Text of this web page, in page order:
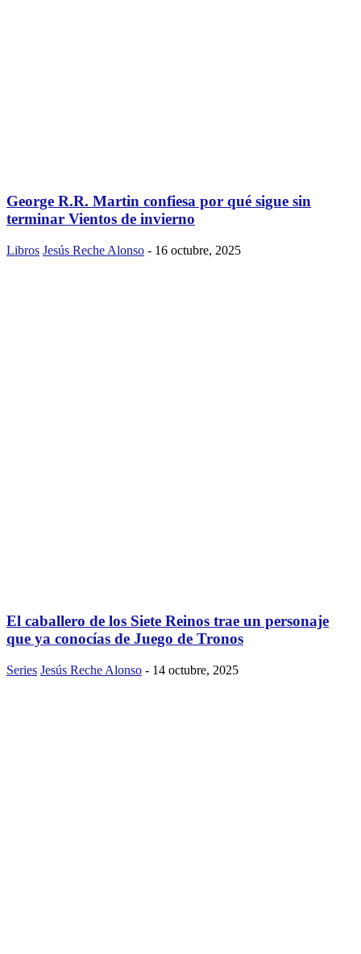
George R.R. Martin confiesa por qué sigue sin
terminar Vientos de invierno
Libros Jesús Reche Alonso - 16 octubre, 2025
El caballero de los Siete Reinos trae un personaje
que ya conocías de Juego de Tronos
Series Jesús Reche Alonso - 14 octubre, 2025